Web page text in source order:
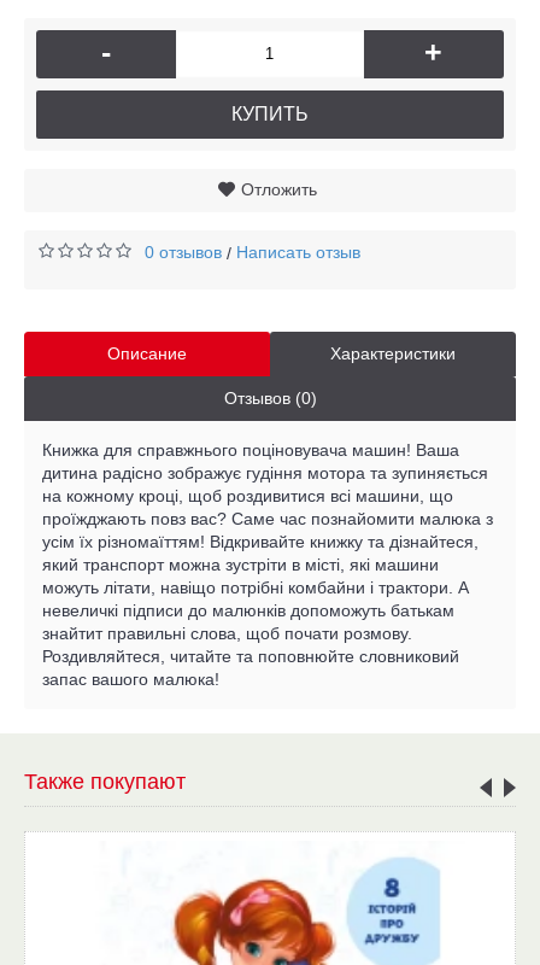
- +
КУПИТЬ
Отложить
0 отзывов / Написать отзыв
Описание Характеристики
Отзывов (0)
Книжка для справжнього поціновувача машин! Ваша
дитина радісно зображує гудіння мотора та зупиняється
на кожному кроці, щоб роздивитися всі машини, що
проїжджають повз вас? Саме час познайомити малюка з
усім їх різномаїттям! Відкривайте книжку та дізнайтеся,
який транспорт можна зустріти в місті, які машини
можуть літати, навіщо потрібні комбайни і трактори. А
невеличкі підписи до малюнків допоможуть батькам
знайтит правильні слова, щоб почати розмову.
Роздивляйтеся, читайте та поповнюйте словниковий
запас вашого малюка!
Также покупают